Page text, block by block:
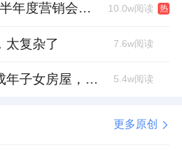
中交房地产2026半年度营销会，绿城祝军现身了 10.0w阅读 热
太复杂了 7.6w阅读
北京：父母赠与成年子女房屋，不再核验子女的购房资格 5.4w阅读
更多原创